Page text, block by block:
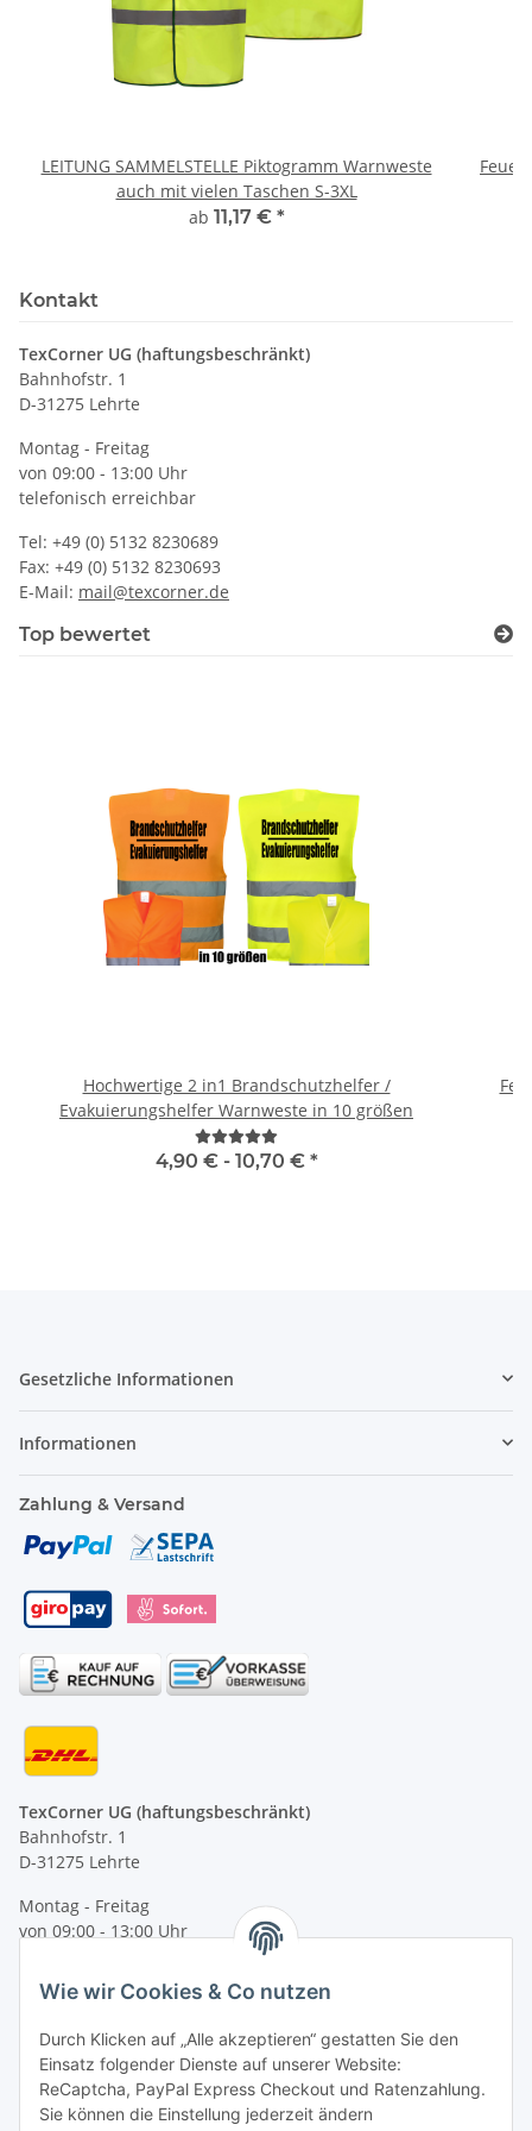
LEITUNG SAMMELSTELLE Piktogramm Warnweste
auch mit vielen Taschen S-3XL
ab 11,17 € *
Kontakt
TexCorner UG (haftungsbeschränkt)
Bahnhofstr. 1
D-31275 Lehrte
Montag - Freitag
von 09:00 - 13:00 Uhr
telefonisch erreichbar
Tel: +49 (0) 5132 8230689
Fax: +49 (0) 5132 8230693
E-Mail: mail@texcorner.de
Top bewertet
Hochwertige 2 in1 Brandschutzhelfer /
Evakuierungshelfer Warnweste in 10 größen
4,90 € - 10,70 € *
Gesetzliche Informationen
Informationen
Zahlung & Versand
TexCorner UG (haftungsbeschränkt)
Bahnhofstr. 1
D-31275 Lehrte
Montag - Freitag
von 09:00 - 13:00 Uhr
Tel: +49 (0) 5132 8230689
E-Mail:mail@texcorner.de
Wie wir Cookies & Co nutzen
Durch Klicken auf „Alle akzeptieren“ gestatten Sie den
Einsatz folgender Dienste auf unserer Website:
ReCaptcha, PayPal Express Checkout und Ratenzahlung.
Sie können die Einstellung jederzeit ändern